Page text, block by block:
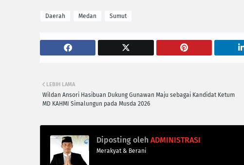
Daerah Medan Sumut
LEBIH LAMA
Wildan Ansori Hasibuan Dukung Gunawan Maju sebagai Kandidat Ketum
MD KAHMI Simalungun pada Musda 2026
Diposting oleh ADMINISTRASI
Merakyat & Berani